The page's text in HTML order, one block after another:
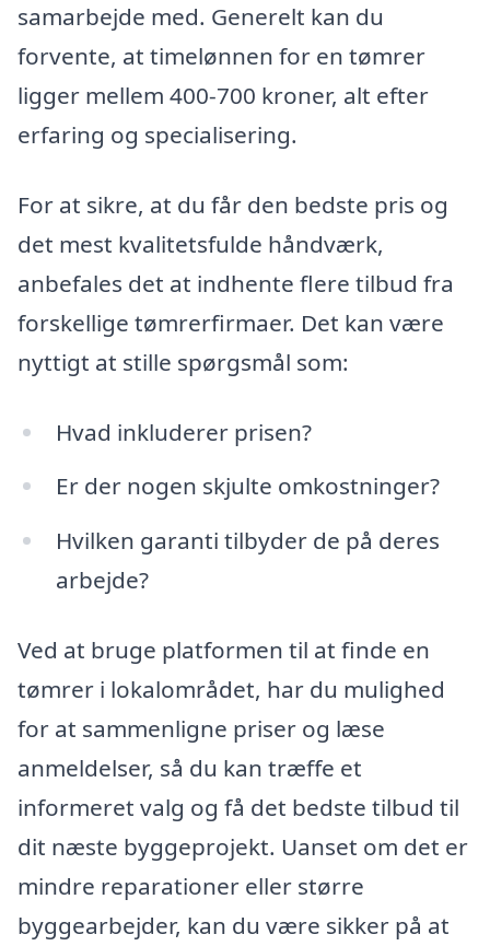
samarbejde med. Generelt kan du
forvente, at timelønnen for en tømrer
ligger mellem 400-700 kroner, alt efter
erfaring og specialisering.
For at sikre, at du får den bedste pris og
det mest kvalitetsfulde håndværk,
anbefales det at indhente flere tilbud fra
forskellige tømrerfirmaer. Det kan være
nyttigt at stille spørgsmål som:
Hvad inkluderer prisen?
Er der nogen skjulte omkostninger?
Hvilken garanti tilbyder de på deres
arbejde?
Ved at bruge platformen til at finde en
tømrer i lokalområdet, har du mulighed
for at sammenligne priser og læse
anmeldelser, så du kan træffe et
informeret valg og få det bedste tilbud til
dit næste byggeprojekt. Uanset om det er
mindre reparationer eller større
byggearbejder, kan du være sikker på at